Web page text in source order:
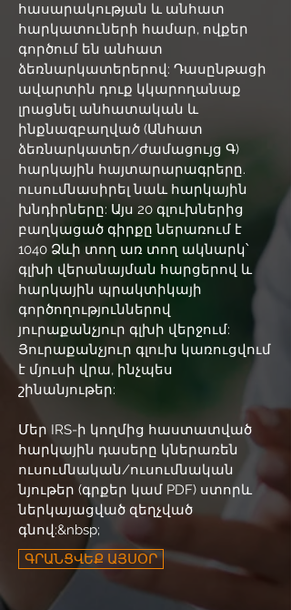
հասարակության և անհատ
հարկատուների համար, ովքեր
գործում են անհատ
ձեռնարկատերերով: Դասընթացի
ավարտին դուք կկարողանաք
լրացնել անհատական և
ինքնազբաղված (Անհատ
ձեռնարկատեր/ժամացույց Գ)
հարկային հայտարարագրերը.
ուսումնասիրել նաև հարկային
խնդիրները: Այս 20 գլուխներից
բաղկացած գիրքը ներառում է
1040 Ձևի տող առ տող ակնարկ՝
գլխի վերանայման հարցերով և
հարկային պրակտիկայի
գործողություններով
յուրաքանչյուր գլխի վերջում:
Յուրաքանչյուր գլուխ կառուցվում
է մյուսի վրա, ինչպես
շինանյութեր:
Մեր IRS-ի կողմից հաստատված
հարկային դասերը կներառեն
ուսումնական/ուսումնական
նյութեր (գրքեր կամ PDF) ստորև
ներկայացված զեղչված
գնով:&nbsp;
ԳՐԱՆՑՎԵՔ ԱՅՍՕՐ